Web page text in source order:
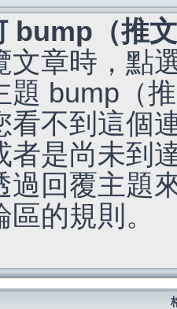
bump（推
文章時，點
題 bump（
看不到這個
者是尚未到
過回覆主題
的規則。